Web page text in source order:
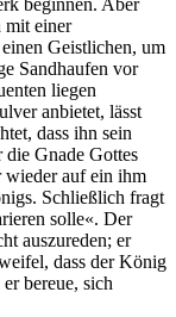
mit einer
Geistlichen, um
Sandhaufen vor
liegen
anbietet, lässt
dass ihn sein
Gnade Gottes
wieder auf ein ihm
Schließlich fragt
solle«. Der
auszureden; er
dass der König
bereue, sich